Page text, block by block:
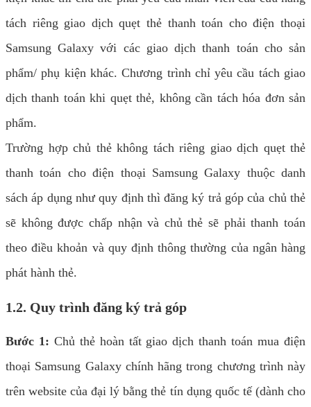
tách riêng giao dịch quẹt thẻ thanh toán cho điện thoại
Samsung Galaxy với các giao dịch thanh toán cho sản
phẩm/ phụ kiện khác. Chương trình chỉ yêu cầu tách giao
dịch thanh toán khi quẹt thẻ, không cần tách hóa đơn sản
phẩm.
Trường hợp chủ thẻ không tách riêng giao dịch quẹt thẻ
thanh toán cho điện thoại Samsung Galaxy thuộc danh
sách áp dụng như quy định thì đăng ký trả góp của chủ thẻ
sẽ không được chấp nhận và chủ thẻ sẽ phải thanh toán
theo điều khoản và quy định thông thường của ngân hàng
phát hành thẻ.
1.2. Quy trình đăng ký trả góp
Bước 1: Chủ thẻ hoàn tất giao dịch thanh toán mua điện
thoại Samsung Galaxy chính hãng trong chương trình này
trên website của đại lý bằng thẻ tín dụng quốc tế (dành cho